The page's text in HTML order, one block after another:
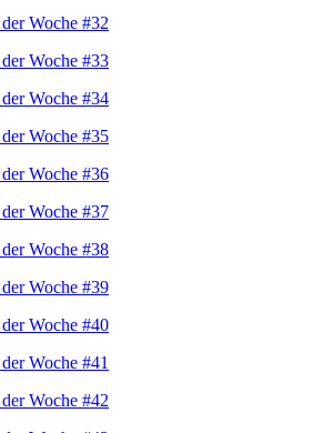
Woche #32
Woche #33
Woche #34
Woche #35
Woche #36
Woche #37
Woche #38
Woche #39
Woche #40
Woche #41
Woche #42